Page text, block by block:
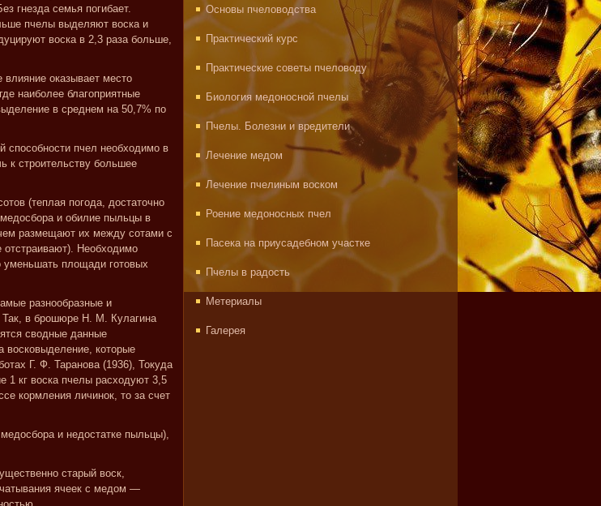
гнезда семья погибает.
пчелы выделяют воска и
воска в 2,3 раза больше,
влияние оказывает место
наиболее благоприятные
в среднем на 50,7% по
способности пчел необходимо в
к строительству большее
(теплая погода, достаточно
и обилие пыльцы в
размещают их между сотами с
отстраивают). Необходимо
уменьшать площади готовых
разнообразные и
Так, в брошюре Н. М. Кулагина
сводные данные
восковыделение, которые
Г. Ф. Таранова (1936), Токуда
1 кг воска пчелы расходуют 3,5
кормления личинок, то за счет
и недостатке пыльцы),
старый воск,
ячеек с медом —
Основы пчеловодства
Практический курс
Практические советы пчеловоду
Биология медоносной пчелы
Пчелы. Болезни и вредители
Лечение медом
Лечение пчелиным воском
Роение медоносных пчел
Пасека на приусадебном участке
Пчелы в радость
Метериалы
Галерея